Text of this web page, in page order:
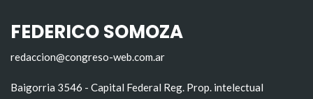
FEDERICO SOMOZA
redaccion@congreso-web.com.ar
Baigorria 3546 - Capital Federal Reg. Prop. intelectual